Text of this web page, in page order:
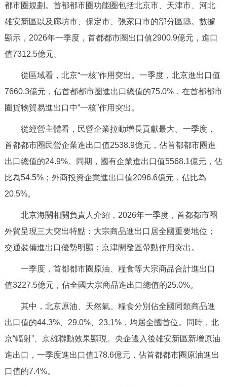
決策公開 專題公開
政務服務
便民服務 利企服務 投資項目
仲介服務 陽光政務
政民互動
12345網上接訴即辦 我要諮詢 我要建議
走進北京
綠色北京 圖説北京 視頻北京
多語種
ENGLISH 한국어 日本語
DEUTSCH
都市圈規劃。首都都市圈功能圈包括北京市、天津市、河北
雄安新區以及廊坊市、保定市、張家口市的部分區縣。數據
顯示，2026年一季度，首都都市圈出口值2900.9億元，進口
值7312.5億元。
從區域看，北京“一核”作用突出。一季度，北京進出口值
7660.3億元，佔首都都市圈進出口總值的75.0%，在首都都市
圈貨物貿易進出口中“一核”作用突出。
從經營主體看，民營企業拉動增長貢獻最大。一季度，
首都都市圈民營企業進出口值2538.9億元，佔首都都市圈進
出口總值的24.9%。同期，國有企業進出口值5568.1億元，佔
比為54.5%；外商投資企業進出口值2096.6億元，佔比為
20.5%。
北京海關相關負責人介紹，2026年一季度，首都都市圈
外貿呈現三大突出特點：大宗商品進出口居全國重要地位；
交通裝備進出口優勢明顯；京津開發區帶動作用突出。
一季度，首都都市圈原油、糧食等大宗商品合計進出口
值3227.5億元，佔全國大宗商品進出口總值的25.0%。
其中，北京原油、天然氣、糧食分別佔全國同類商品進
出口值的44.3%、29.0%、23.1%，均居全國首位。同時，北
京“輻射”、京雄聯動效果顯現。央企遷入後雄安新區新增原油
進出口，一季度進出口值178.6億元，佔首都都市圈原油進出
口值的7.4%。